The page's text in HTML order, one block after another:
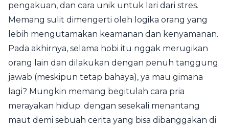
pengakuan, dan cara unik untuk lari dari stres.
Memang sulit dimengerti oleh logika orang yang
lebih mengutamakan keamanan dan kenyamanan.
Pada akhirnya, selama hobi itu nggak merugikan
orang lain dan dilakukan dengan penuh tanggung
jawab (meskipun tetap bahaya), ya mau gimana
lagi? Mungkin memang begitulah cara pria
merayakan hidup: dengan sesekali menantang
maut demi sebuah cerita yang bisa dibanggakan di